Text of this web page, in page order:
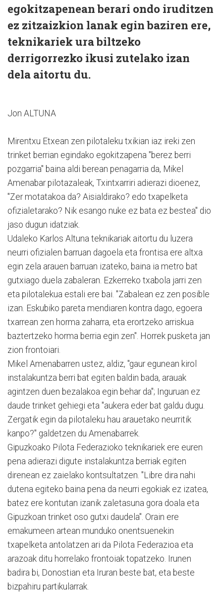
egokitzapenean berari ondo iruditzen
ez zitzaizkion lanak egin baziren ere,
teknikariek ura biltzeko
derrigorrezko ikusi zutelako izan
dela aitortu du.
Jon ALTUNA
Mirentxu Etxean zen pilotaleku txikian iaz ireki zen
trinket berrian egindako egokitzapena "berez berri
pozgarria" baina aldi berean penagarria da, Mikel
Amenabar pilotazaleak, Txintxarriri adierazi dioenez,
"Zer motatakoa da? Aisialdirako? edo txapelketa
ofizialetarako? Nik esango nuke ez bata ez bestea" dio
jaso dugun idatziak.
Udaleko Karlos Altuna teknikariak aitortu du luzera
neurri ofizialen barruan dagoela eta frontisa ere altxa
egin zela arauen barruan izateko, baina ia metro bat
gutxiago duela zabaleran. Ezkerreko txabola jarri zen
eta pilotalekua estali ere bai. "Zabalean ez zen posible
izan. Eskubiko pareta mendiaren kontra dago, egoera
txarrean zen horma zaharra, eta erortzeko arriskua
baztertzeko horma berria egin zen". Horrek pusketa jan
zion frontoiari.
Mikel Amenabarren ustez, aldiz, "gaur egunean kirol
instalakuntza berri bat egiten baldin bada, arauak
agintzen duen bezalakoa egin behar da"; Inguruan ez
daude trinket gehiegi eta "aukera eder bat galdu dugu.
Zergatik egin da pilotaleku hau arauetako neurritik
kanpo?" galdetzen du Amenabarrek.
Gipuzkoako Pilota Federazioko teknikariek ere euren
pena adierazi digute instalakuntza berriak egiten
direnean ez zaielako kontsultatzen. "Libre dira nahi
dutena egiteko baina pena da neurri egokiak ez izatea,
batez ere kontutan izanik zaletasuna gora doala eta
Gipuzkoan trinket oso gutxi daudela". Orain ere
emakumeen artean munduko onentsuenekin
txapelketa antolatzen ari da Pilota Federazioa eta
arazoak ditu horrelako frontoiak topatzeko. Irunen
badira bi, Donostian eta Iruran beste bat, eta beste
bizpahiru partikularrak.